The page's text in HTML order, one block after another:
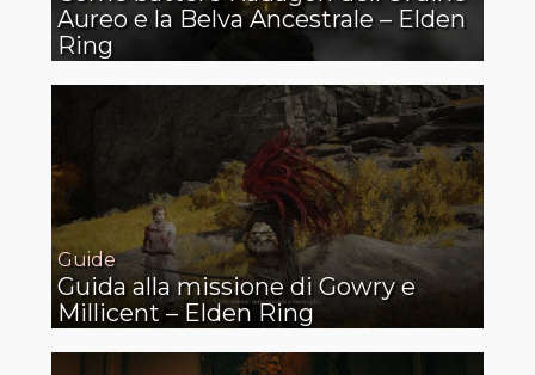
Aureo e la Belva Ancestrale – Elden
Ring
Guide
Guida alla missione di Gowry e
Millicent – Elden Ring